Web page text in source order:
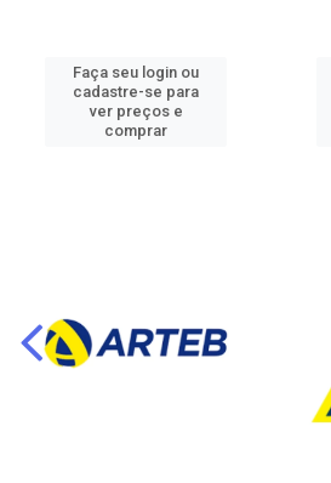
Faça seu login ou
cadastre-se para
ver preços e
comprar